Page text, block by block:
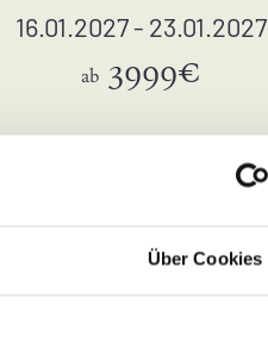
Über Cookies
16.01.2027 - 23.01.2027
ab 3999€